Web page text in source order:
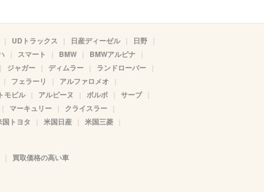
UDトラックス 日産ディーゼル
日野
スマート BMW
BMWアルピナ
ジャガー
ディムラー
ランドローバー
フェラーリ
アルファロメオ
モビル
アルピーヌ ボルボ
サーブ
マーキュリー
クライスラー
国トヨタ
米国日産 米国三菱
買取価格の高い車